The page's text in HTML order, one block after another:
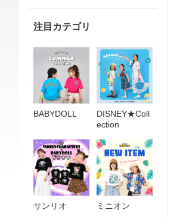
注目カテゴリ
BABYDOLL
DISNEY★Coll
ection
サンリオ ミニオン